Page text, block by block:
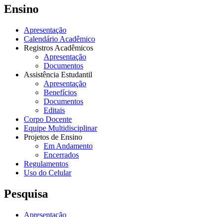
Ensino
Apresentação
Calendário Acadêmico
Registros Acadêmicos
Apresentação
Documentos
Assistência Estudantil
Apresentação
Benefícios
Documentos
Editais
Corpo Docente
Equipe Multidisciplinar
Projetos de Ensino
Em Andamento
Encerrados
Regulamentos
Uso do Celular
Pesquisa
Apresentação